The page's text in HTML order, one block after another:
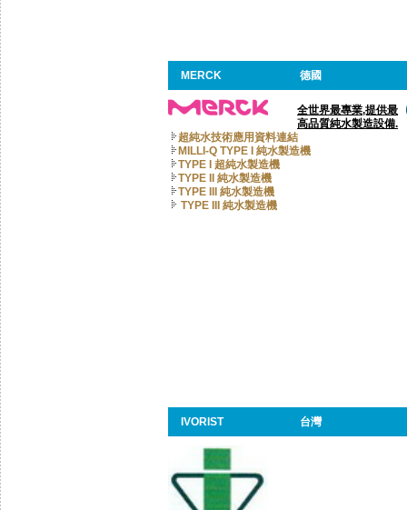
MERCK 德國
全世界最專業,提供最
高品質純水製造設備.
超純水技術應用資料連結
MILLI-Q TYPE I 純水製造機
TYPE I 超純水製造機
TYPE II 純水製造機
TYPE III 純水製造機
TYPE III 純水製造機
IVORIST 台灣